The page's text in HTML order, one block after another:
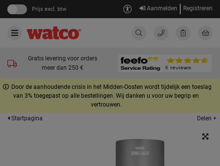
Prijs excl. btw Aanmelden Registreren
Gratis levering voor orders
meer dan 250 €
Door de aanhoudende crisis in het Midden-Oosten wordt tijdelijk een toeslag
van 3% toegepast op alle bestellingen. Wij danken u voor uw begrip en
vertrouwen.
Startpagina
Delen +